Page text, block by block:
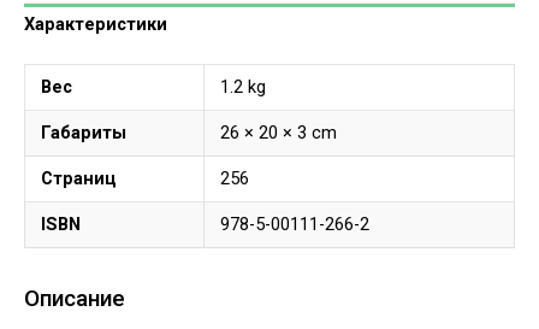
Характеристики
Вес 1.2 kg
Габариты 26 × 20 × 3 cm
Страниц 256
ISBN 978-5-00111-266-2
Описание